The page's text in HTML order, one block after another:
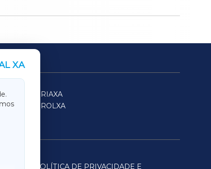
XA
SARRIAXA
FERROLXA
POLÍTICA DE PRIVACIDADE E